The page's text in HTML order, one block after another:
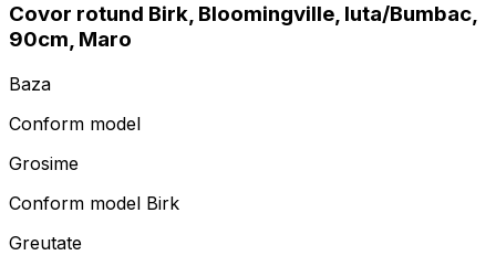
Covor rotund Birk, Bloomingville, Iuta/Bumbac,
90cm, Maro
Baza
Conform model
Grosime
Conform model Birk
Greutate